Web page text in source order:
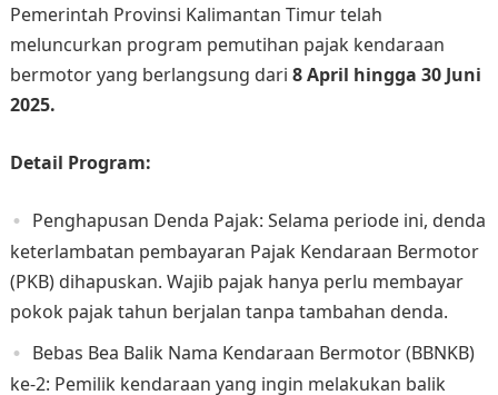
Pemerintah Provinsi Kalimantan Timur telah
meluncurkan program pemutihan pajak kendaraan
bermotor yang berlangsung dari 8 April hingga 30 Juni
2025. ​
Detail Program:
Penghapusan Denda Pajak: Selama periode ini, denda
keterlambatan pembayaran Pajak Kendaraan Bermotor
(PKB) dihapuskan. Wajib pajak hanya perlu membayar
pokok pajak tahun berjalan tanpa tambahan denda.
Bebas Bea Balik Nama Kendaraan Bermotor (BBNKB)
ke-2: Pemilik kendaraan yang ingin melakukan balik